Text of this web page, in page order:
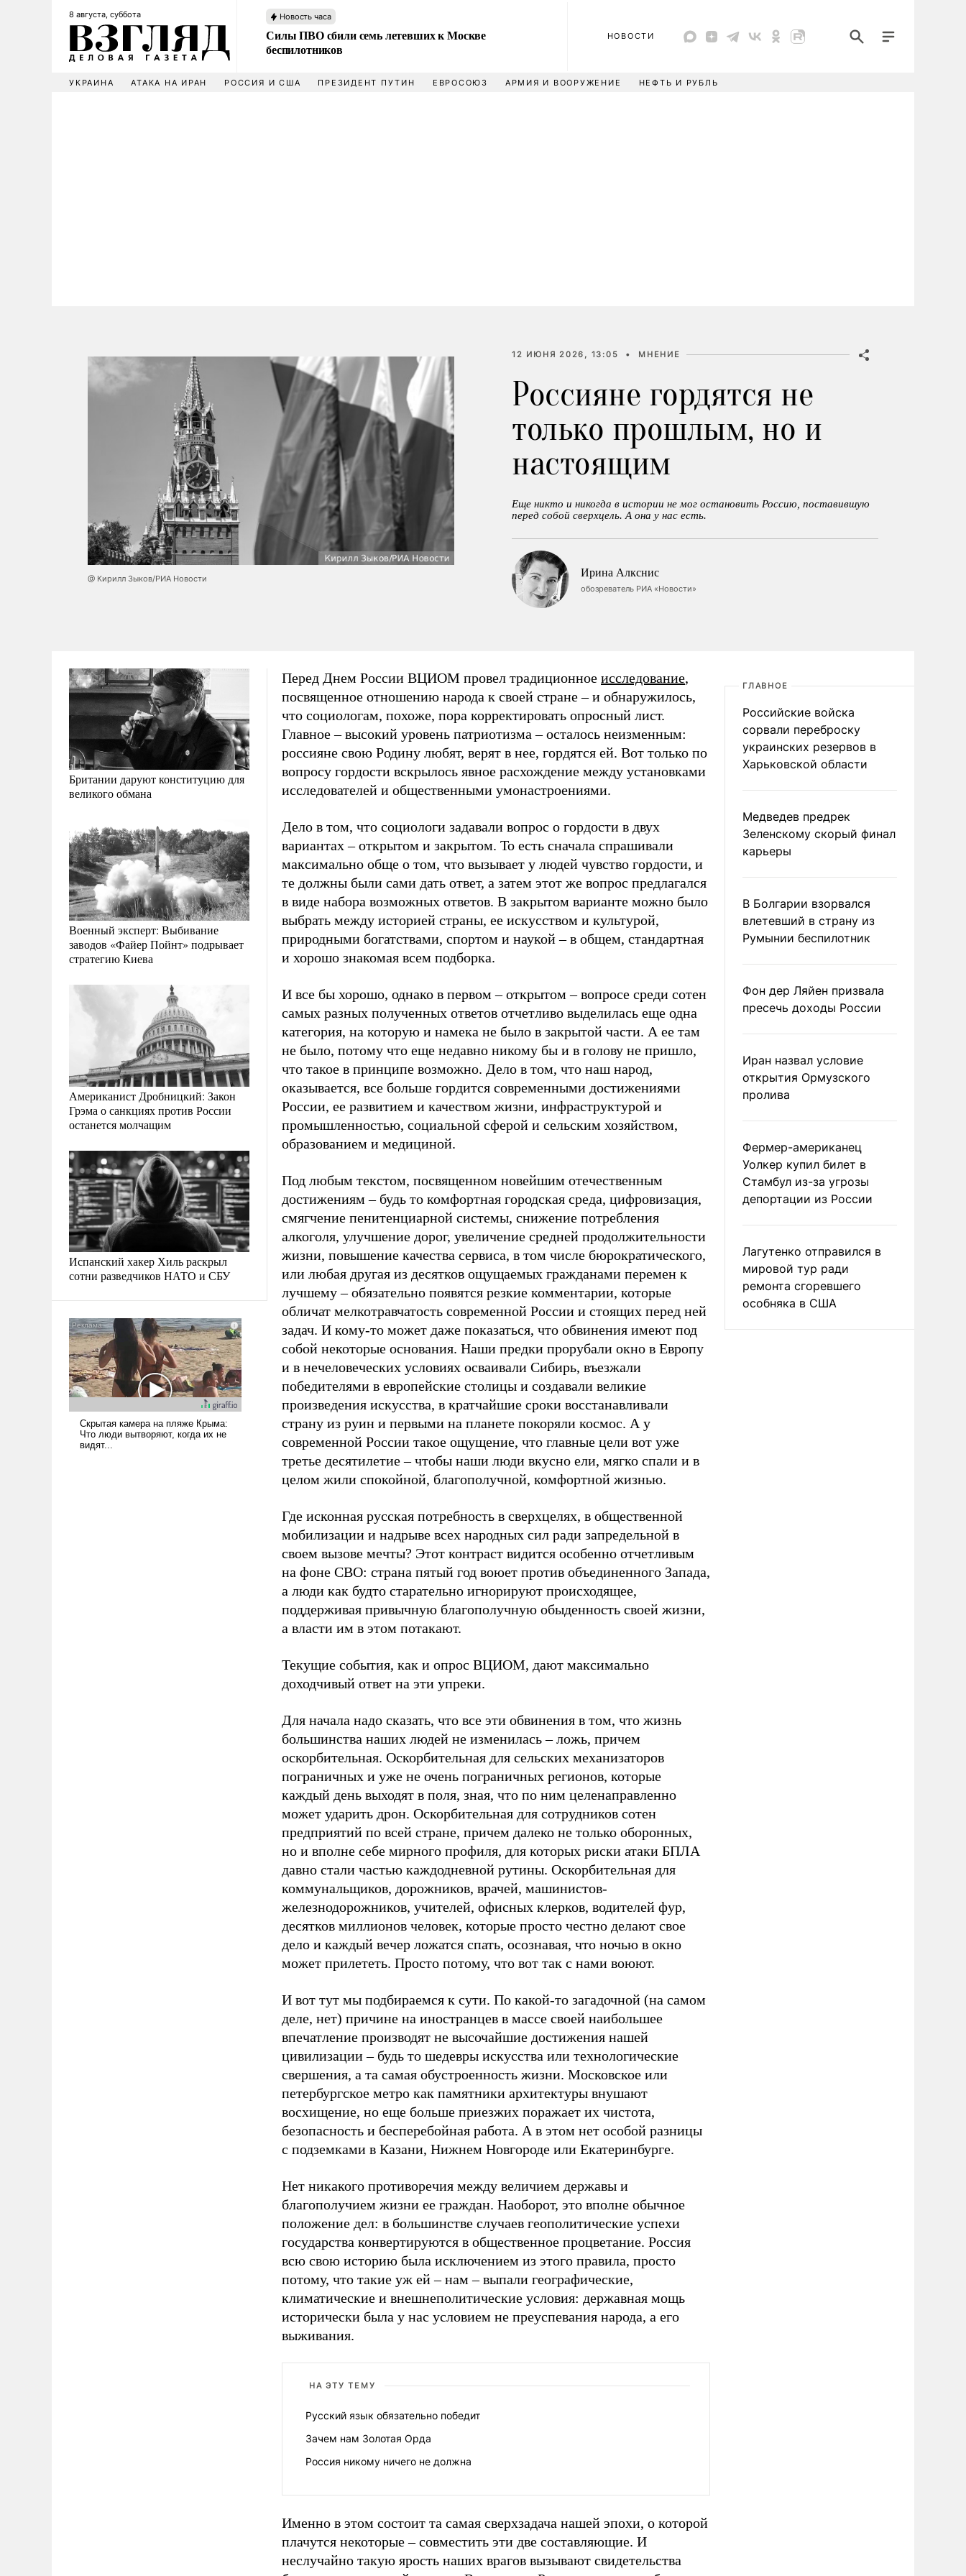
8 августа, суббота Новость часа
Силы ПВО сбили семь летевших к Москве
беспилотников
НОВОСТИ
УКРАИНА АТАКА НА ИРАН РОССИЯ И США ПРЕЗИДЕНТ ПУТИН ЕВРОСОЮЗ АРМИЯ И ВООРУЖЕНИЕ НЕФТЬ И РУБЛЬ
@ Кирилл Зыков/РИА Новости
12 ИЮНЯ 2026, 13:05 • МНЕНИЕ
Россияне гордятся не
только прошлым, но и
настоящим
Еще никто и никогда в истории не мог остановить Россию, поставившую
перед собой сверхцель. А она у нас есть.
Ирина Алкснис
обозреватель РИА «Новости»
Британии даруют конституцию для
великого обмана
Военный эксперт: Выбивание
заводов «Файер Пойнт» подрывает
стратегию Киева
Американист Дробницкий: Закон
Грэма о санкциях против России
останется молчащим
Испанский хакер Хиль раскрыл
сотни разведчиков НАТО и СБУ
Перед Днем России ВЦИОМ провел традиционное исследование,
посвященное отношению народа к своей стране – и обнаружилось,
что социологам, похоже, пора корректировать опросный лист.
Главное – высокий уровень патриотизма – осталось неизменным:
россияне свою Родину любят, верят в нее, гордятся ей. Вот только по
вопросу гордости вскрылось явное расхождение между установками
исследователей и общественными умонастроениями.
Дело в том, что социологи задавали вопрос о гордости в двух
вариантах – открытом и закрытом. То есть сначала спрашивали
максимально обще о том, что вызывает у людей чувство гордости, и
те должны были сами дать ответ, а затем этот же вопрос предлагался
в виде набора возможных ответов. В закрытом варианте можно было
выбрать между историей страны, ее искусством и культурой,
природными богатствами, спортом и наукой – в общем, стандартная
и хорошо знакомая всем подборка.
И все бы хорошо, однако в первом – открытом – вопросе среди сотен
самых разных полученных ответов отчетливо выделилась еще одна
категория, на которую и намека не было в закрытой части. А ее там
не было, потому что еще недавно никому бы и в голову не пришло,
что такое в принципе возможно. Дело в том, что наш народ,
оказывается, все больше гордится современными достижениями
России, ее развитием и качеством жизни, инфраструктурой и
промышленностью, социальной сферой и сельским хозяйством,
образованием и медициной.
Под любым текстом, посвященном новейшим отечественным
достижениям – будь то комфортная городская среда, цифровизация,
смягчение пенитенциарной системы, снижение потребления
алкоголя, улучшение дорог, увеличение средней продолжительности
жизни, повышение качества сервиса, в том числе бюрократического,
или любая другая из десятков ощущаемых гражданами перемен к
лучшему – обязательно появятся резкие комментарии, которые
обличат мелкотравчатость современной России и стоящих перед ней
задач. И кому-то может даже показаться, что обвинения имеют под
собой некоторые основания. Наши предки прорубали окно в Европу
и в нечеловеческих условиях осваивали Сибирь, въезжали
победителями в европейские столицы и создавали великие
произведения искусства, в кратчайшие сроки восстанавливали
страну из руин и первыми на планете покоряли космос. А у
современной России такое ощущение, что главные цели вот уже
третье десятилетие – чтобы наши люди вкусно ели, мягко спали и в
целом жили спокойной, благополучной, комфортной жизнью.
Где исконная русская потребность в сверхцелях, в общественной
мобилизации и надрыве всех народных сил ради запредельной в
своем вызове мечты? Этот контраст видится особенно отчетливым
на фоне СВО: страна пятый год воюет против объединенного Запада,
а люди как будто старательно игнорируют происходящее,
поддерживая привычную благополучную обыденность своей жизни,
а власти им в этом потакают.
Текущие события, как и опрос ВЦИОМ, дают максимально
доходчивый ответ на эти упреки.
Для начала надо сказать, что все эти обвинения в том, что жизнь
большинства наших людей не изменилась – ложь, причем
оскорбительная. Оскорбительная для сельских механизаторов
пограничных и уже не очень пограничных регионов, которые
каждый день выходят в поля, зная, что по ним целенаправленно
может ударить дрон. Оскорбительная для сотрудников сотен
предприятий по всей стране, причем далеко не только оборонных,
но и вполне себе мирного профиля, для которых риски атаки БПЛА
давно стали частью каждодневной рутины. Оскорбительная для
коммунальщиков, дорожников, врачей, машинистов-
железнодорожников, учителей, офисных клерков, водителей фур,
десятков миллионов человек, которые просто честно делают свое
дело и каждый вечер ложатся спать, осознавая, что ночью в окно
может прилететь. Просто потому, что вот так с нами воюют.
И вот тут мы подбираемся к сути. По какой-то загадочной (на самом
деле, нет) причине на иностранцев в массе своей наибольшее
впечатление производят не высочайшие достижения нашей
цивилизации – будь то шедевры искусства или технологические
свершения, а та самая обустроенность жизни. Московское или
петербургское метро как памятники архитектуры внушают
восхищение, но еще больше приезжих поражает их чистота,
безопасность и бесперебойная работа. А в этом нет особой разницы
с подземками в Казани, Нижнем Новгороде или Екатеринбурге.
Нет никакого противоречия между величием державы и
благополучием жизни ее граждан. Наоборот, это вполне обычное
положение дел: в большинстве случаев геополитические успехи
государства конвертируются в общественное процветание. Россия
всю свою историю была исключением из этого правила, просто
потому, что такие уж ей – нам – выпали географические,
климатические и внешнеполитические условия: державная мощь
исторически была у нас условием не преуспевания народа, а его
выживания.
НА ЭТУ ТЕМУ
Русский язык обязательно победит
Зачем нам Золотая Орда
Россия никому ничего не должна
Именно в этом состоит та самая сверхзадача нашей эпохи, о которой
плачутся некоторые – совместить эти две составляющие. И
неслучайно такую ярость наших врагов вызывают свидетельства
ГЛАВНОЕ
Российские войска
сорвали переброску
украинских резервов в
Харьковской области
Медведев предрек
Зеленскому скорый финал
карьеры
В Болгарии взорвался
влетевший в страну из
Румынии беспилотник
Фон дер Ляйен призвала
пресечь доходы России
Иран назвал условие
открытия Ормузского
пролива
Фермер-американец
Уолкер купил билет в
Стамбул из-за угрозы
депортации из России
Лагутенко отправился в
мировой тур ради
ремонта сгоревшего
особняка в США